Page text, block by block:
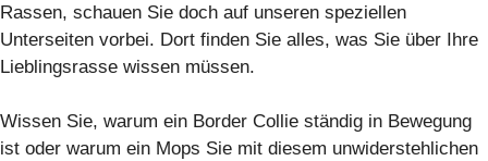
Rassen, schauen Sie doch auf unseren speziellen
Unterseiten vorbei. Dort finden Sie alles, was Sie über Ihre
Lieblingsrasse wissen müssen.
Wissen Sie, warum ein Border Collie ständig in Bewegung
ist oder warum ein Mops Sie mit diesem unwiderstehlichen